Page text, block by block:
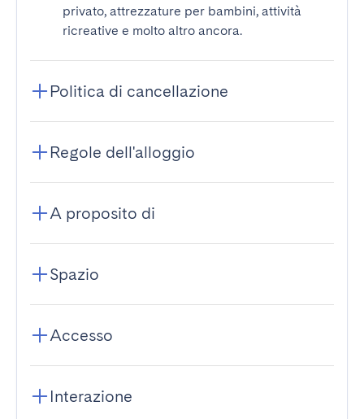
privato, attrezzature per bambini, attività
ricreative e molto altro ancora.
Politica di cancellazione
Regole dell'alloggio
A proposito di
Spazio
Accesso
Interazione